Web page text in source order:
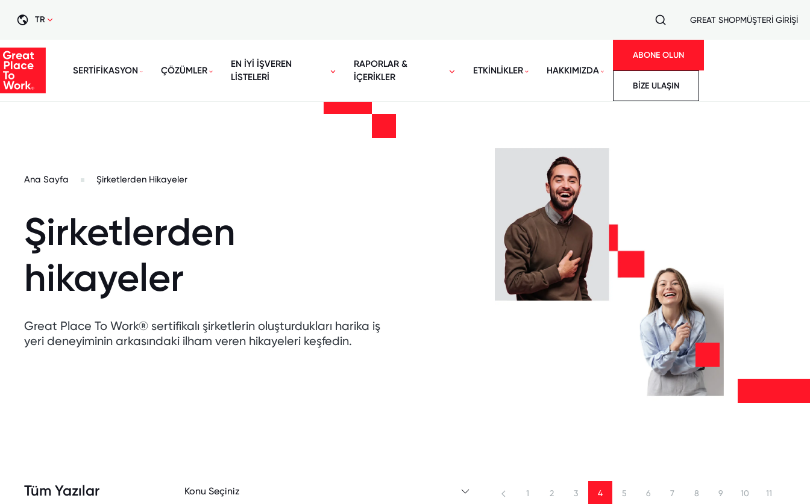
TR GREAT SHOPMÜŞTERİ GİRİŞİ
SERTİFİKASYON ÇÖZÜMLER
EN İYİ İŞVEREN
LİSTELERİ
RAPORLAR &
İÇERİKLER
ETKİNLİKLER HAKKIMIZDA
ABONE OLUN
BİZE ULAŞIN
Ana Sayfa Şirketlerden Hikayeler
Şirketlerden
hikayeler
Great Place To Work® sertifikalı şirketlerin oluşturdukları harika iş
yeri deneyiminin arkasındaki ilham veren hikayeleri keşfedin.
Tüm Yazılar 1 2 3 4 5 6 7 8 9 10 11